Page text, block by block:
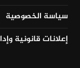
سياسة الخصوصية
إعلانات قانونية